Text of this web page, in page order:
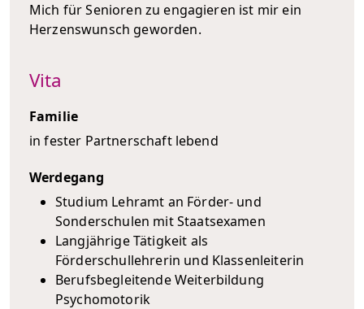
Mich für Senioren zu engagieren ist mir ein
Herzenswunsch geworden.
Vita
Familie
in fester Partnerschaft lebend
Werdegang
Studium Lehramt an Förder- und
Sonderschulen mit Staatsexamen
Langjährige Tätigkeit als
Förderschullehrerin und Klassenleiterin
Berufsbegleitende Weiterbildung
Psychomotorik